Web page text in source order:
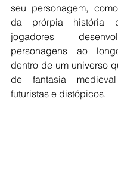
seu personagem,
da prórpia história
jogadores
personagens ao
dentro de um universo
de fantasia
futuristas e distópicos.